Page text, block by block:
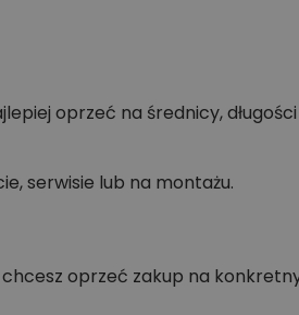
oprzeć na średnicy,
serwisie lub na montażu.
chcesz oprzeć zakup na